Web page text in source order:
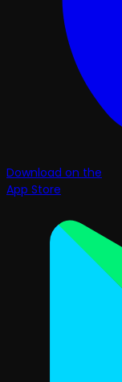
Download on the
App Store